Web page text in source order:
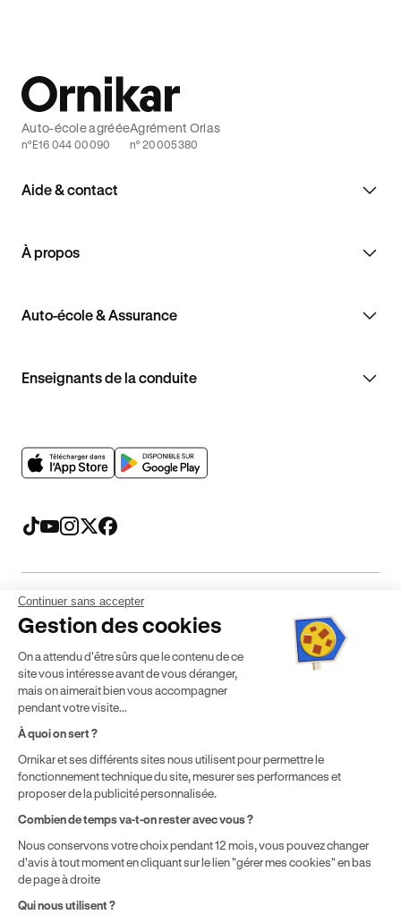
Aide & contact
À propos
Auto-école & Assurance
Enseignants de la conduite
Auto-école agréée
n°E16 044 00090
Agrément Orias
n° 20005380
Mentions légales CGV CGU Politique de confidentialité
* Détail des conditions de nos offres
localisation géographique et du type de formules que vous
achetez comme détaillé dans nosConditions Générales de
Vente.
Continuer sans accepter
Gestion des cookies
On a attendu d'être sûrs que le contenu de ce
site vous intéresse avant de vous déranger,
mais on aimerait bien vous accompagner
pendant votre visite...
À quoi on sert ?
Ornikar et ses différents sites nous utilisent pour permettre le
fonctionnement technique du site, mesurer ses performances et
proposer de la publicité personnalisée.
Combien de temps va-t-on rester avec vous ?
Nous conservons votre choix pendant 12 mois, vous pouvez changer
d'avis à tout moment en cliquant sur le lien "gérer mes cookies" en bas
de page à droite
Qui nous utilisent ?